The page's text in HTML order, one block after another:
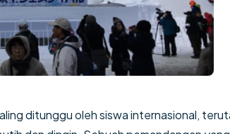
ditunggu oleh siswa internasional,